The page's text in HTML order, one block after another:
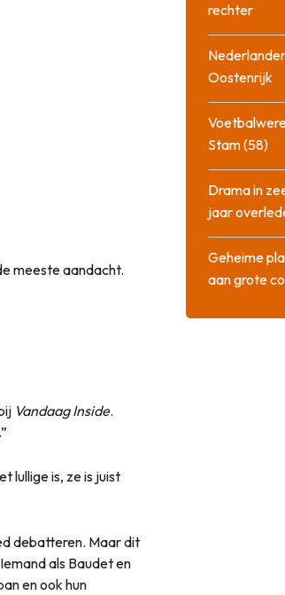
meeste aandacht.
Vandaag Inside.
lullige is, ze is juist
debatteren. Maar dit
als Baudet en
en ook hun
rechter
Oostenrijk
Stam (58)
Drama in
jaar
Geheime
aan grote